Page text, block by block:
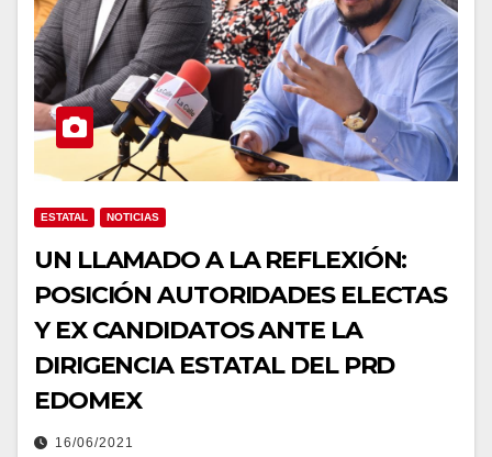
ESTATAL NOTICIAS
UN LLAMADO A LA REFLEXIÓN:
POSICIÓN AUTORIDADES ELECTAS
Y EX CANDIDATOS ANTE LA
DIRIGENCIA ESTATAL DEL PRD
EDOMEX
16/06/2021